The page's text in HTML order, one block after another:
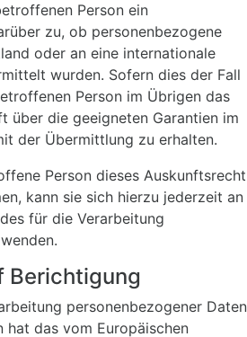
Person ein
zu, ob personenbezogene
oder an eine internationale
wurden. Sofern dies der Fall
Person im Übrigen das
über die geeigneten Garantien im
der Übermittlung zu erhalten.
Person dieses Auskunftsrecht
kann sie sich hierzu jederzeit an
für die Verarbeitung
Berichtigung
personenbezogener Daten
hat das vom Europäischen